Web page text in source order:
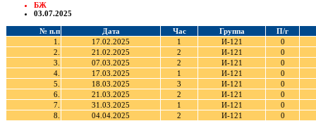
БЖ
03.07.2025
№ п.п Дата Час Группа
П/г
1.
17.02.2025 1 И-121
0
2.
21.02.2025 2 И-121
0
3.
07.03.2025 2 И-121
0
4.
17.03.2025 1 И-121
0
5.
18.03.2025 3 И-121
0
6.
21.03.2025 2 И-121
0
7.
31.03.2025 1 И-121
0
8.
04.04.2025 2 И-121
0